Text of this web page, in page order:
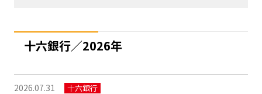
十六銀行／2026年
2026.07.31 十六銀行